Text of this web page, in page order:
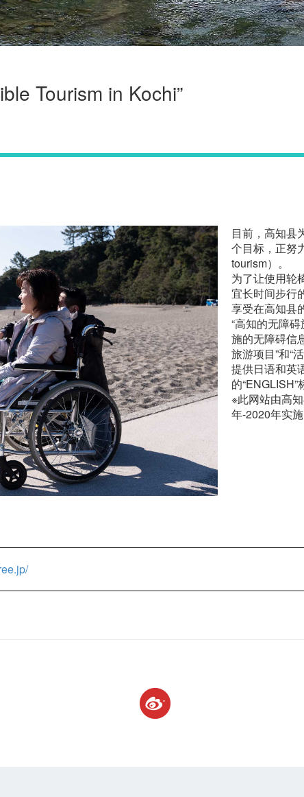
Tourism in Kochi”
目前，高知县
个目标，正努
tourism）。
为了让使用轮
宜长时间步行
享受在高知县
“高知的无障
施的无障碍信
旅游项目”和“活
提供日语和英
的“ENGLISH”
※此网站由高
年-2020年实